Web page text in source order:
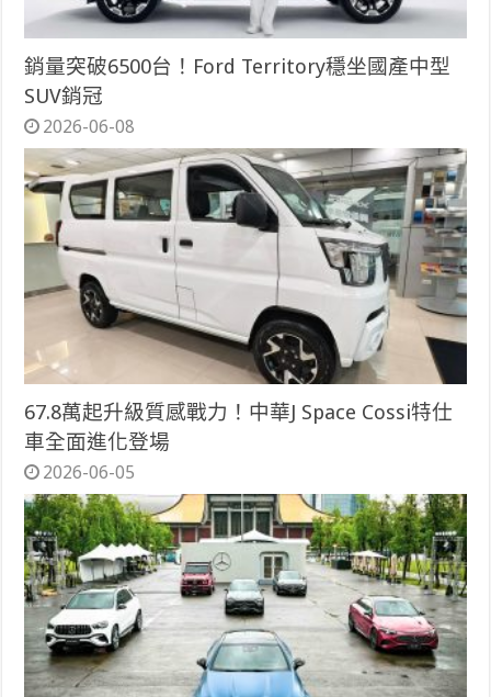
銷量突破6500台！Ford Territory穩坐國產中型
SUV銷冠
2026-06-08
67.8萬起升級質感戰力！中華J Space Cossi特仕
車全面進化登場
2026-06-05